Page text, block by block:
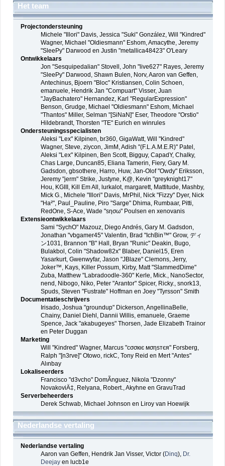
Het team
Projectondersteuning
Michele "Illori" Davis, Jessica "Suki" González, Will "Kindred"
Wagner, Michael "Oldiesmann" Eshom, Amacythe, Jeremy
"SleePy" Darwood en Justin "metallica48423" O'Leary
Ontwikkelaars
Jon "Sesquipedalian" Stovell, John "live627" Rayes, Jeremy
"SleePy" Darwood, Shawn Bulen, Norv, Aaron van Geffen,
Antechinus, Bjoern "Bloc" Kristiansen, Colin Schoen,
emanuele, Hendrik Jan "Compuart" Visser, Juan
"JayBachatero" Hernandez, Karl "RegularExpression"
Benson, Grudge, Michael "Oldiesmann" Eshom, Michael
"Thantos" Miller, Selman "[SiNaN]" Eser, Theodore "Orstio"
Hildebrandt, Thorsten "TE" Eurich en winrules
Ondersteuningsspecialisten
Aleksi "Lex" Kilpinen, br360, GigaWatt, Will "Kindred"
Wagner, Steve, ziycon, JimM, Adish "(F.L.A.M.E.R)" Patel,
Aleksi "Lex" Kilpinen, Ben Scott, Bigguy, CapadY, Chalky,
Chas Large, Duncan85, Eliana Tamerin, Fiery, Gary M.
Gadsdon, gbsothere, Harro, Huw, Jan-Olof "Owdy" Eriksson,
Jeremy "jerm" Strike, Justyne, K@, Kevin "greyknight17"
Hou, KGIII, Kill Em All, lurkalot, margarett, Mattitude, Mashby,
Mick G., Michele "Illori" Davis, MrPhil, Nick "Fizzy" Dyer, Nick
"Ha²", Paul_Pauline, Piro "Sarge" Dhima, Rumbaar, Pitti,
RedOne, S-Ace, Wade "sησω" Poulsen en xenovanis
Extensieontwikkelaars
Sami "SychO" Mazouz, Diego Andrés, Gary M. Gadsdon,
Jonathan "vbgamer45" Valentin, Brad "IchBin™" Grow, ディ
ン1031, Brannon "B" Hall, Bryan "Runic" Deakin, Bugo,
Bulakbol, Colin "Shadow82x" Blaber, Daniel15, Eren
Yasarkurt, Gwenwyfar, Jason "JBlaze" Clemons, Jerry,
Joker™, Kays, Killer Possum, Kirby, Matt "SlammedDime"
Zuba, Matthew "Labradoodle-360" Kerle, Mick., NanoSector,
nend, Nibogo, Niko, Peter "Arantor" Spicer, Ricky., snork13,
Spuds, Steven "Fustrate" Hoffman en Joey "Tyrsson" Smith
Documentatieschrijvers
Irisado, Joshua "groundup" Dickerson, AngellinaBelle,
Chainy, Daniel Diehl, Dannii Willis, emanuele, Graeme
Spence, Jack "akabugeyes" Thorsen, Jade Elizabeth Trainor
en Peter Duggan
Marketing
Will "Kindred" Wagner, Marcus "cσσкιє мσηѕтєя" Forsberg,
Ralph "[n3rve]" Otowo, rickC, Tony Reid en Mert "Antes"
Alınbay
Lokaliseerders
Francisco "d3vcho" DomÃ­nguez, Nikola "Dzonny"
NovakoviÄ‡, Relyana, Robert., Akyhne en GravuTrad
Serverbeheerders
Derek Schwab, Michael Johnson en Liroy van Hoewijk
Nederlandse vertaling
Nederlandse vertaling
Aaron van Geffen, Hendrik Jan Visser, Victor (Dinq), Dr.
Deejayen lucb1e